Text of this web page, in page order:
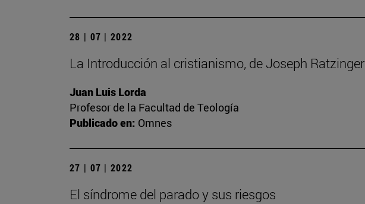
28 | 07 | 2022
La Introducción al cristianismo, de Joseph Ratzinger
Juan Luis Lorda
Profesor de la Facultad de Teología
Publicado en: Omnes
27 | 07 | 2022
El síndrome del parado y sus riesgos